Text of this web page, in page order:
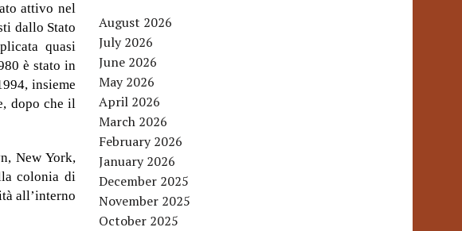
attivo nel
dallo Stato
quasi
è stato in
insieme
dopo che il
New York,
colonia di
all’interno
August 2026
July 2026
June 2026
May 2026
April 2026
March 2026
February 2026
January 2026
December 2025
November 2025
October 2025